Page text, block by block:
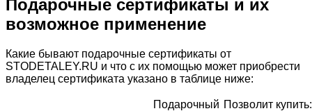
Подарочные сертификаты и их
возможное применение
Какие бывают подарочные сертификаты от
STODETALEY.RU и что с их помощью может приобрести
владелец сертификата указано в таблице ниже:
Подарочный Позволит купить: